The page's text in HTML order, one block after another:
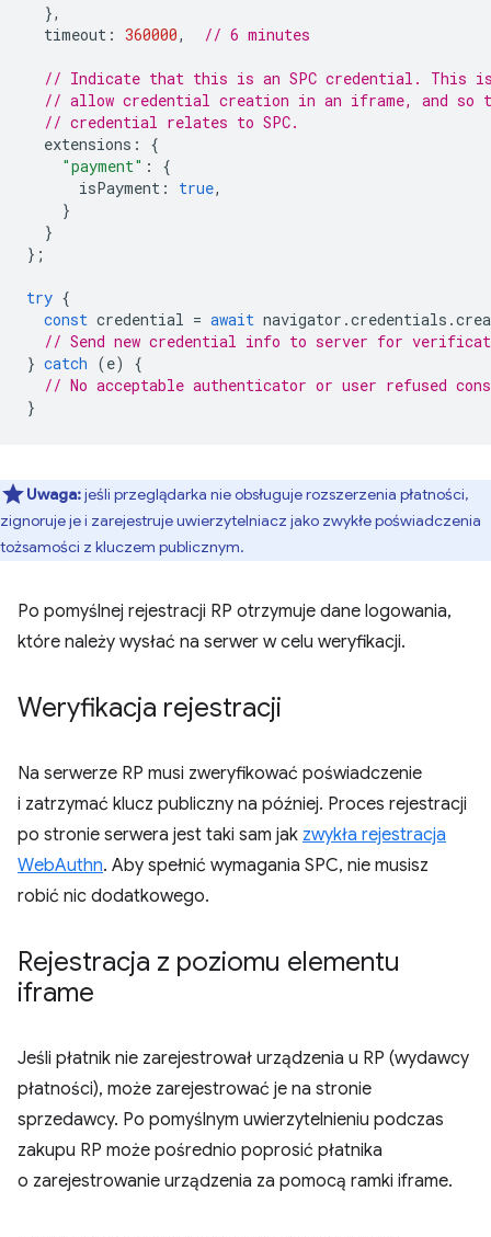
},
timeout : 360000, // 6 minutes
// Indicate that this is an SPC credential. This
// allow credential creation in an iframe, and so
// credential relates to SPC.
extensions :
{
"payment" :
{
isPayment : true,
}
}
};
try {
const credential = await navigator .credentials .
// Send new credential info to server for
} catch (e)
{
// No acceptable authenticator or user refused
}
Uwaga:jeśli przeglądarka nie obsługuje rozszerzenia płatności,
zignoruje je i zarejestruje uwierzytelniacz jako zwykłe poświadczenia
tożsamości z kluczem publicznym.
Po pomyślnej rejestracji RP otrzymuje dane logowania,
które należy wysłać na serwer w celu weryfikacji.
Weryfikacja rejestracji
Na serwerze RP musi zweryfikować poświadczenie
i zatrzymać klucz publiczny na później. Proces rejestracji
po stronie serwera jest taki sam jak zwykła rejestracja
WebAuthn. Aby spełnić wymagania SPC, nie musisz
robić nic dodatkowego.
Rejestracja z poziomu elementu
iframe
Jeśli płatnik nie zarejestrował urządzenia u RP (wydawcy
płatności), może zarejestrować je na stronie
sprzedawcy. Po pomyślnym uwierzytelnieniu podczas
zakupu RP może pośrednio poprosić płatnika
o zarejestrowanie urządzenia za pomocą ramki iframe.